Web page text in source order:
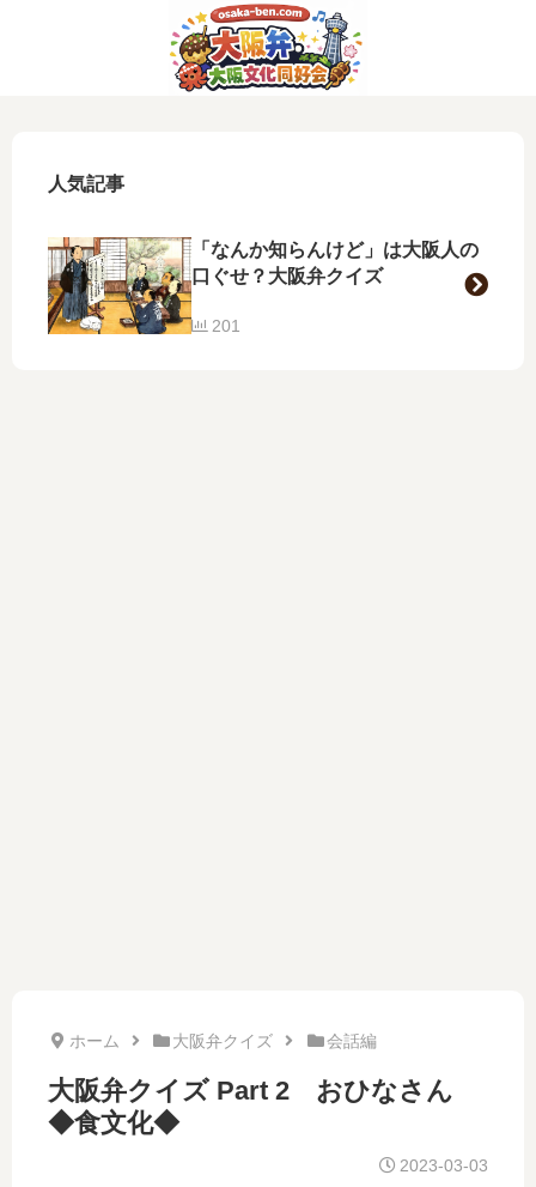
人気記事
「なんか知らんけど」は大阪人の
口ぐせ？大阪弁クイズ
201
ホーム 大阪弁クイズ 会話編
大阪弁クイズ Part 2 おひなさん
◆食文化◆
2023-03-03